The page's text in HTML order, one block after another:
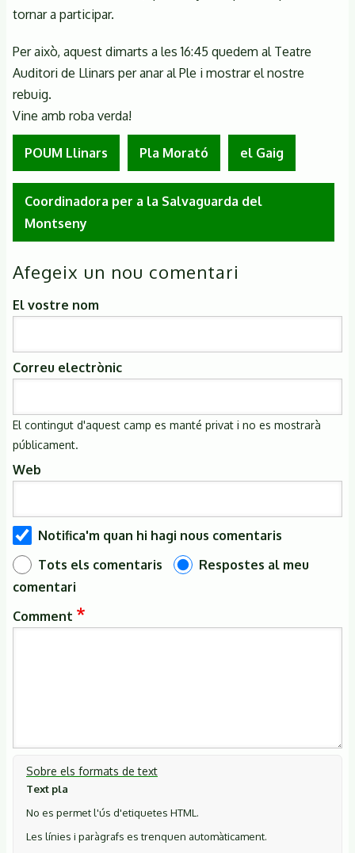
tornar a participar.
Per això, aquest dimarts a les 16:45 quedem al Teatre
Auditori de Llinars per anar al Ple i mostrar el nostre
rebuig.
Vine amb roba verda!
POUM Llinars Pla Morató el Gaig
Coordinadora per a la Salvaguarda del
Montseny
Afegeix un nou comentari
El vostre nom
Correu electrònic
El contingut d'aquest camp es manté privat i no es mostrarà
públicament.
Web
Notifica'm quan hi hagi nous comentaris
Tots els comentaris
Respostes al meu
comentari
Comment
Sobre els formats de text
Text pla
No es permet l'ús d'etiquetes HTML.
Les línies i paràgrafs es trenquen automàticament.